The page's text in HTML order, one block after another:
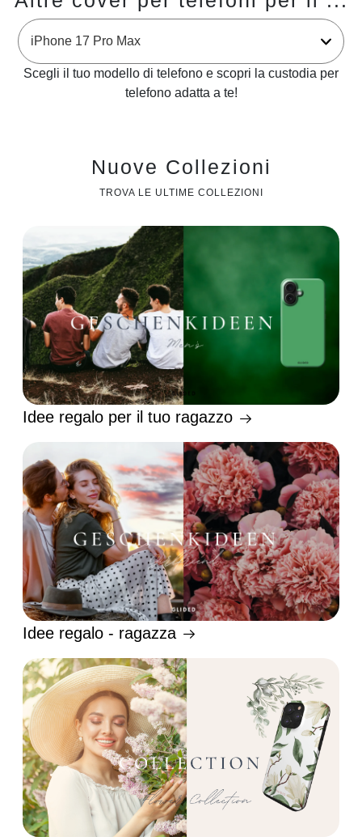
Scegli il tuo modello di telefono e scopri la custodia per
telefono adatta a te!
Nuove Collezioni
TROVA LE ULTIME COLLEZIONI
Idee regalo per il tuo ragazzo
Idee regalo - ragazza